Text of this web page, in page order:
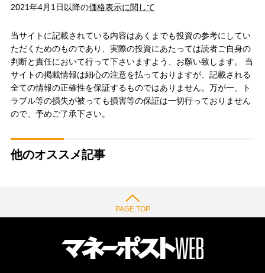
2021年4月1日以降の価格表示に関して
当サイトに記載されている内容はあくまでも投資の参考にしてい
ただくためのものであり、実際の投資にあたっては読者ご自身の
判断と責任において行って下さいますよう、お願い致します。 当
サイトの掲載情報は細心の注意を払っておりますが、記載される
全ての情報の正確性を保証するものではありません。万が一、ト
ラブル等の損失が被っても損害等の保証は一切行っておりません
ので、予めご了承下さい。
他のオススメ記事
PAGE TOP